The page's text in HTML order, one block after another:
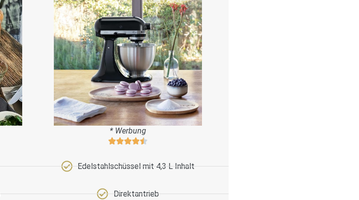
* Werbung
Edelstahlschüssel mit 4,3 L Inhalt
Direktantrieb